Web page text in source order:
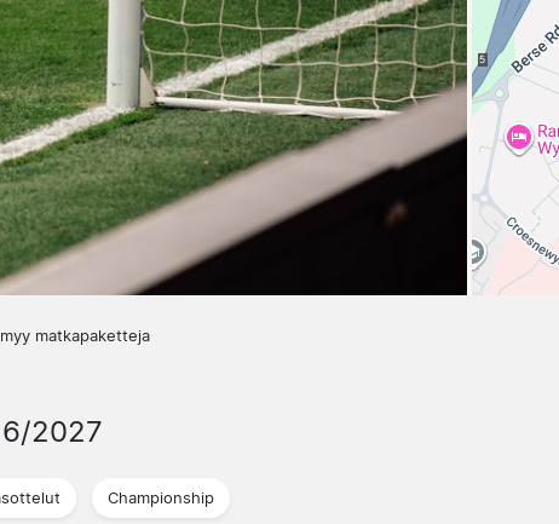
matkapaketteja
2027
Championship